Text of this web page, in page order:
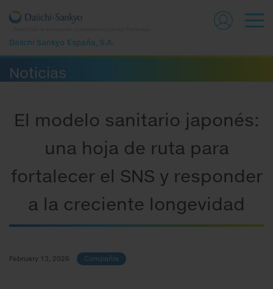
Daiichi Sankyo España, S.A.
Noticias
El modelo sanitario japonés:
una hoja de ruta para
fortalecer el SNS y responder
a la creciente longevidad
February 13, 2026 Compañía